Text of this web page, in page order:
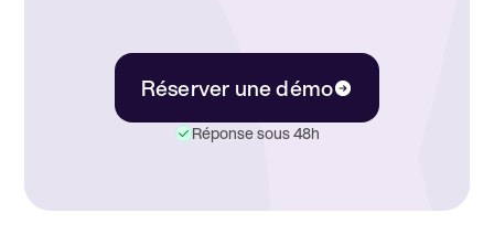
Réserver une démo
Réponse sous 48h